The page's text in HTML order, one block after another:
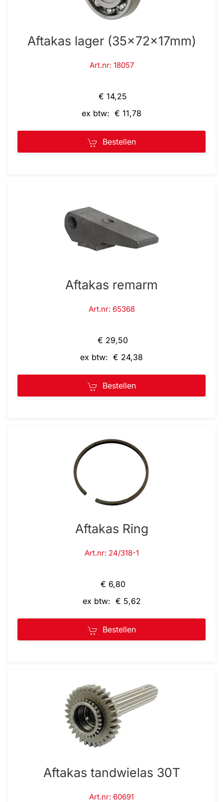
Aftakas lager (35x72x17mm)
Art.nr: 18057
€ 14,25
ex btw: € 11,78
Bestellen
Aftakas remarm
Art.nr: 65368
€ 29,50
ex btw: € 24,38
Bestellen
Aftakas Ring
Art.nr: 24/318-1
€ 6,80
ex btw: € 5,62
Bestellen
Aftakas tandwielas 30T
Art.nr: 60691